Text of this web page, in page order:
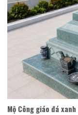
Mộ Công giáo đá